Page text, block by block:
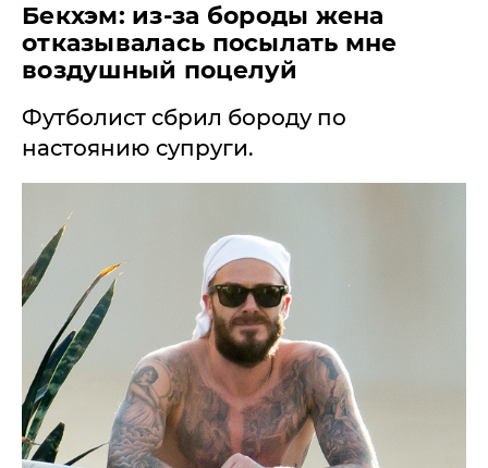
Бекхэм: из-за бороды жена
отказывалась посылать мне
воздушный поцелуй
Футболист сбрил бороду по
настоянию супруги.